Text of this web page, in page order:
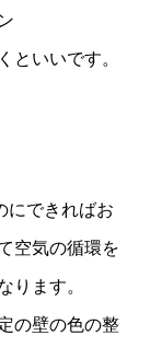
といいです。
にできればお
空気の循環を
ります。
の壁の色の整